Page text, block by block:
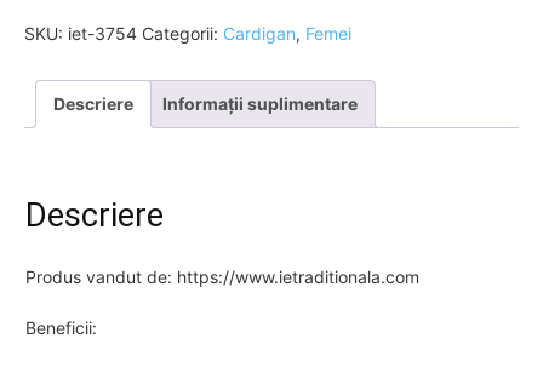
SKU: iet-3754 Categorii: Cardigan, Femei
Descriere Informații suplimentare
Descriere
Produs vandut de: https://www.ietraditionala.com
Beneficii: